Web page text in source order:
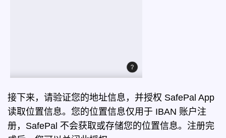
接下来，请验证您的地址信息，并授权 SafePal App
读取位置信息。您的位置信息仅用于 IBAN 账户注
册，SafePal 不会获取或存储您的位置信息。注册完